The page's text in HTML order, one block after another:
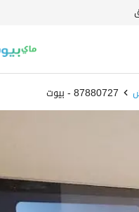
87880727 - بيوت